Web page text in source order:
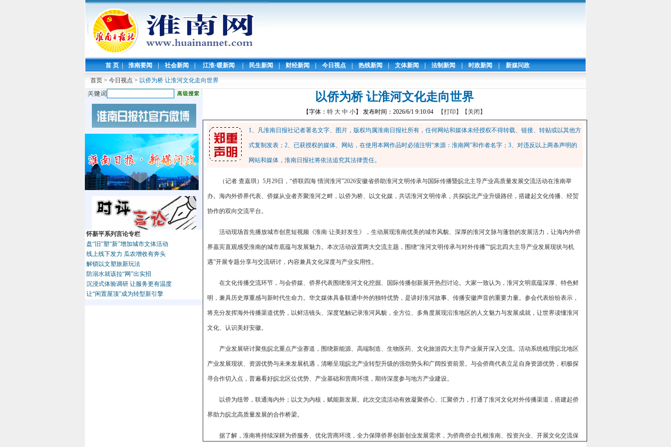
首 页 | 淮南要闻 | 社会新闻 | 江淮·暖新闻 | 民生新闻 | 财经新闻 | 今日视点 | 热线新闻 | 文体新闻 | 法制新闻 | 时政新闻 | 新媒问政
首页 > 今日视点 > 以侨为桥 让淮河文化走向世界
怀新平系列言论专栏
盘“旧”塑“新”增加城市文体活动
线上线下发力 瓜农增收有奔头
解锁以文塑旅新玩法
防溺水就该拉“网”出实招
沉浸式体验调研 让服务更有温度
让“闲置屋顶”成为转型新引擎
以侨为桥 让淮河文化走向世界
【字体： 特 大 中 小】 发布时间：2026/6/1 9:10:04 【打印】 【关闭】
1、凡淮南日报社记者署名文字、图片，版权均属淮南日报社所有，任何网站和媒体未经授权不得转载、链接、转贴或以其他方
式复制发表；2、已获授权的媒体、网站，在使用本网作品时必须注明“来源：淮南网”和作者名字；3、对违反以上两条声明的
网站和媒体，淮南日报社将依法追究其法律责任。
（记者 查嘉琪）5月29日，“侨联四海 情润淮河”2026安徽省侨助淮河文明传承与国际传播暨皖北主导产业高质量发展交流活动在淮南举
办。海内外侨界代表、侨媒从业者齐聚淮河之畔，以侨为桥、以文化媒，共话淮河文明传承，共探皖北产业升级路径，搭建起文化传播、经贸
协作的双向交流平台。
活动现场首先播放城市创意短视频《淮南·让美好发生》，生动展现淮南优美的城市风貌、深厚的淮河文脉与蓬勃的发展活力，让海内外侨
界嘉宾直观感受淮南的城市底蕴与发展魅力。本次活动设置两大交流主题，围绕“淮河文明传承与对外传播”“皖北四大主导产业发展现状与机
遇”开展专题分享与交流研讨，内容兼具文化深度与产业实用性。
在文化传播交流环节，与会侨媒、侨界代表围绕淮河文化挖掘、国际传播创新展开热烈讨论。大家一致认为，淮河文明底蕴深厚、特色鲜
明，兼具历史厚重感与新时代生命力。华文媒体具备联通中外的独特优势，是讲好淮河故事、传播安徽声音的重要力量。参会代表纷纷表示，
将充分发挥海外传播渠道优势，以鲜活镜头、深度笔触记录淮河风貌，全方位、多角度展现沿淮地区的人文魅力与发展成就，让世界读懂淮河
文化、认识美好安徽。
产业发展研讨聚焦皖北重点产业赛道，围绕新能源、高端制造、生物医药、文化旅游四大主导产业展开深入交流。活动系统梳理皖北地区
产业发展现状、资源优势与未来发展机遇，清晰呈现皖北产业转型升级的强劲势头和广阔投资前景。与会侨商代表立足自身资源优势，积极探
寻合作切入点，普遍看好皖北区位优势、产业基础和营商环境，期待深度参与地方产业建设。
以侨为纽带，联通海内外；以文为内核，赋能新发展。此次交流活动有效凝聚侨心、汇聚侨力，打通了淮河文化对外传播渠道，搭建起侨
界助力皖北高质量发展的合作桥梁。
据了解，淮南将持续深耕为侨服务、优化营商环境，全力保障侨界创新创业发展需求，为侨商侨企扎根淮南、投资兴业、开展文化交流保